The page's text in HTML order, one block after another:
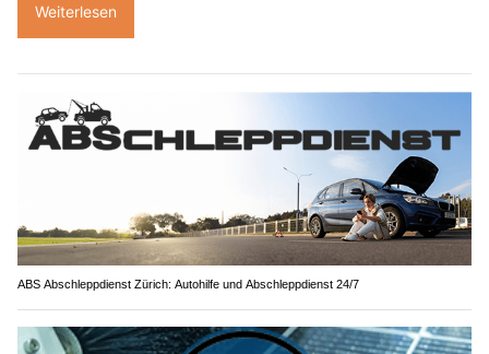
Weiterlesen
ABS Abschleppdienst Zürich: Autohilfe und Abschleppdienst 24/7